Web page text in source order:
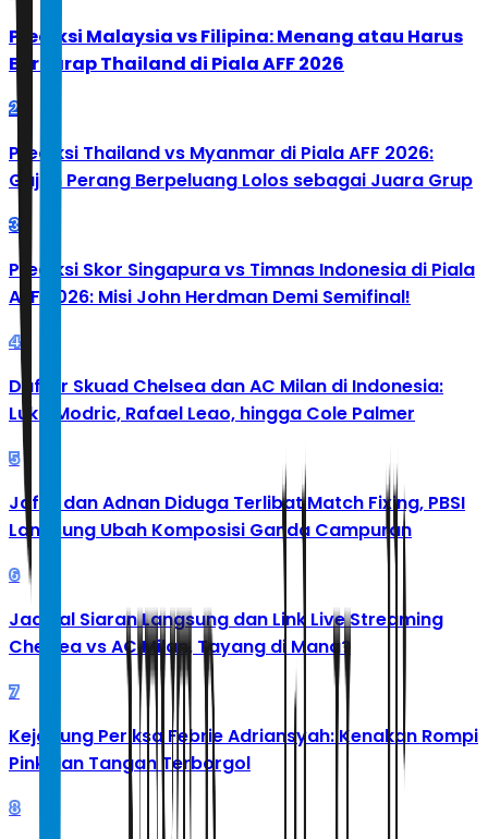
Prediksi Malaysia vs Filipina: Menang atau Harus
Berharap Thailand di Piala AFF 2026
2
Prediksi Thailand vs Myanmar di Piala AFF 2026:
Gajah Perang Berpeluang Lolos sebagai Juara Grup
3
Prediksi Skor Singapura vs Timnas Indonesia di Piala
AFF 2026: Misi John Herdman Demi Semifinal!
4
Daftar Skuad Chelsea dan AC Milan di Indonesia:
Luka Modric, Rafael Leao, hingga Cole Palmer
5
Jafar dan Adnan Diduga Terlibat Match Fixing, PBSI
Langsung Ubah Komposisi Ganda Campuran
6
Jadwal Siaran Langsung dan Link Live Streaming
Chelsea vs AC Milan, Tayang di Mana?
7
Kejagung Periksa Febrie Adriansyah: Kenakan Rompi
Pink dan Tangan Terborgol
8